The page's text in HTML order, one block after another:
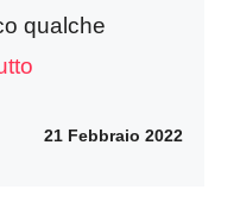
qualche
21 Febbraio 2022